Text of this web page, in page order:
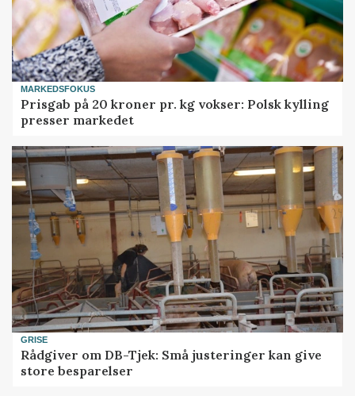
MARKEDSFOKUS
Prisgab på 20 kroner pr. kg vokser: Polsk kylling
presser markedet
GRISE
Rådgiver om DB-Tjek: Små justeringer kan give
store besparelser